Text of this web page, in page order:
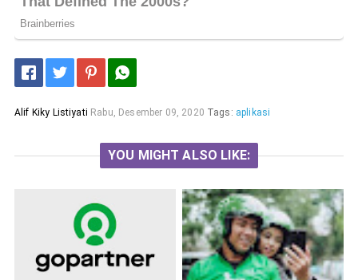
Alif Kiky Listiyati Rabu, Desember 09, 2020 Tags: aplikasi
YOU MIGHT ALSO LIKE: